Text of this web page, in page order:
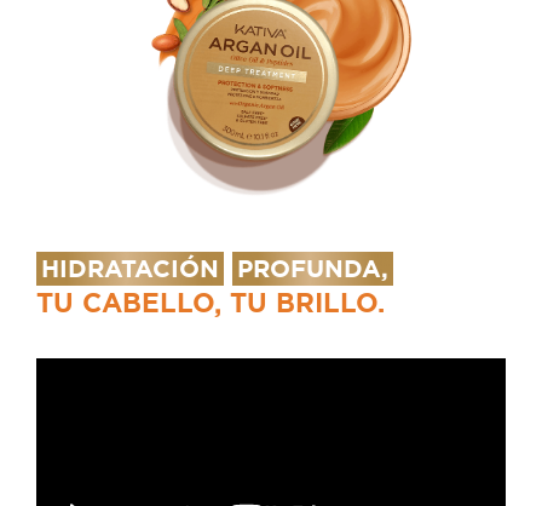
HIDRATACIÓN PROFUNDA,
TU CABELLO, TU BRILLO.